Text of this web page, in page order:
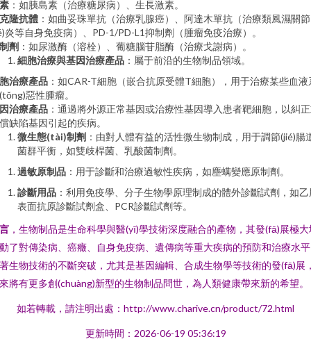
：如胰島素（治療糖尿病）、生長激素。
隆抗體 ：如曲妥珠單抗（治療乳腺癌）、阿達木單抗（治療類風濕關節
炎等自身免疫病）、PD-1/PD-L1抑制劑（腫瘤免疫治療）。
劑 ：如尿激酶（溶栓）、葡糖腦苷脂酶（治療戈謝病）。
細胞治療與基因治療產品 ：屬于前沿的生物制品領域。
治療產品 ：如CAR-T細胞（嵌合抗原受體T細胞），用于治療某些血液
惡性腫瘤。
治療產品 ：通過將外源正常基因或治療性基因導入患者靶細胞，以糾
缺陷基因引起的疾病。
微生態(tài)制劑 ：由對人體有益的活性微生物制成，用于調節(jié)腸
菌群平衡，如雙歧桿菌、乳酸菌制劑。
過敏原制品 ：用于診斷和治療過敏性疾病，如塵螨變應原制劑。
診斷用品 ：利用免疫學、分子生物學原理制成的體外診斷試劑，如乙
表面抗原診斷試劑盒、PCR診斷試劑等。
，生物制品是生命科學與醫(yī)學技術深度融合的產物，其發(fā)展極大
了對傳染病、癌癥、自身免疫病、遺傳病等重大疾病的預防和治療水
生物技術的不斷突破，尤其是基因編輯、合成生物學等技術的發(fā)展
將有更多創(chuàng)新型的生物制品問世，為人類健康帶來新的希望。
如若轉載，請注明出處：http://www.charive.cn/product/72.html
更新時間：2026-06-19 05:36:19